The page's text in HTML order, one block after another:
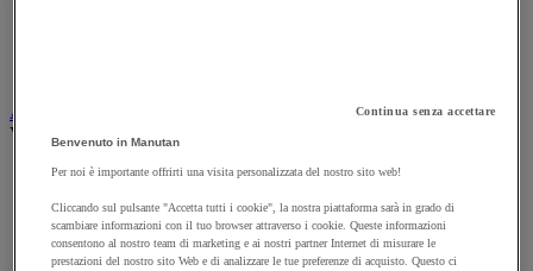
Attrezzatura per la pulizia e la manutenzione
Vedi tutte le categorie
Aste e raschietti per i vetri
Scopa, spazzola e manico
Secchio
Spugna, panno e spazzola
Continua senza accettare
Benvenuto in Manutan
Per noi è importante offrirti una visita personalizzata del nostro sito web!
Cliccando sul pulsante "Accetta tutti i cookie", la nostra piattaforma sarà in grado di
scambiare informazioni con il tuo browser attraverso i cookie. Queste informazioni
consentono al nostro team di marketing e ai nostri partner Internet di misurare le
prestazioni del nostro sito Web e di analizzare le tue preferenze di acquisto. Questo ci